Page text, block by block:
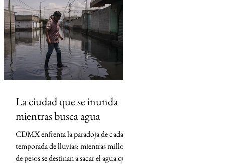
La ciudad que se inunda
mientras busca agua
CDMX enfrenta la paradoja de cada
temporada de lluvias: mientras millones
de pesos se destinan a sacar el agua que